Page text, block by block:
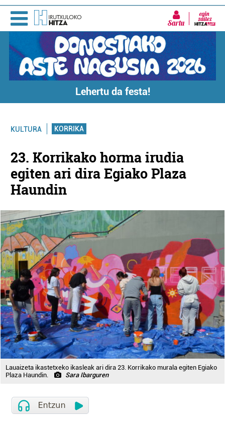
Sartu
Lehertu da festa!
KULTURA KORRIKA
23. Korrikako horma irudia
egiten ari dira Egiako Plaza
Haundin
Lauaizeta ikastetxeko ikasleak ari dira 23. Korrikako murala egiten Egiako
Plaza Haundin.
Sara Ibarguren